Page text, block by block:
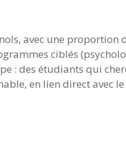
avec une proportion
ciblés
: des étudiants qui
en lien direct avec